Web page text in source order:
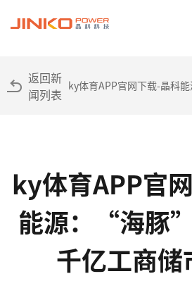
返回新
闻列表
ky体育APP官网下载-晶科
ky体育APP官
能源：“海豚
千亿工商储